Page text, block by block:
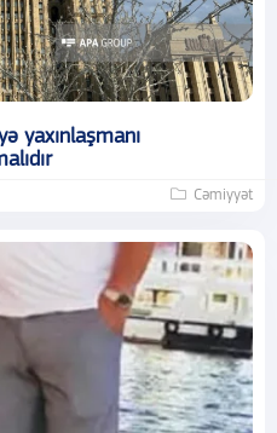
yaxınlaşmanı
Cəmiyyət